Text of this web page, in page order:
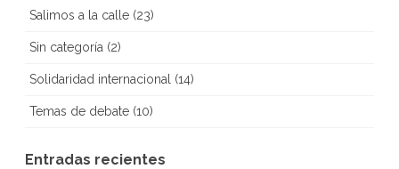
Salimos a la calle (23)
Sin categoría (2)
Solidaridad internacional (14)
Temas de debate (10)
Entradas recientes